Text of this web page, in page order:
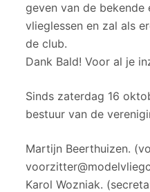
geven van de bekende
vlieglessen en zal als
de club.
Dank Bald! Voor al je
Sinds zaterdag 16
bestuur van de
Martijn Beerthuizen.
Karol Wozniak.